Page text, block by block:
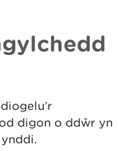
digon o ddŵr yn